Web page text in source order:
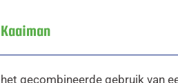
gecombineerde gebruik van